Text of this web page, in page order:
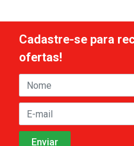
Cadastre-se para
ofertas!